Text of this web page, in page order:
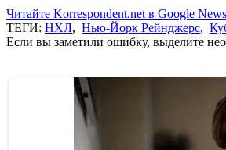
Читайте Korrespondent.net в Google News
ТЕГИ: НХЛ, Нью-Йорк Рейнджерс,
Если вы заметили ошибку, выделите